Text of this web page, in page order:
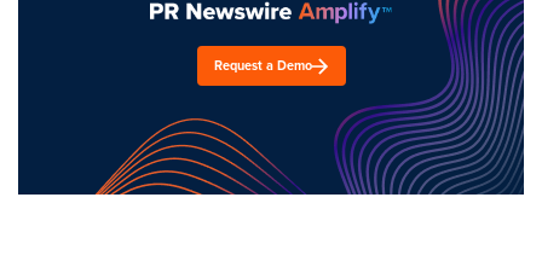
Request a Demo